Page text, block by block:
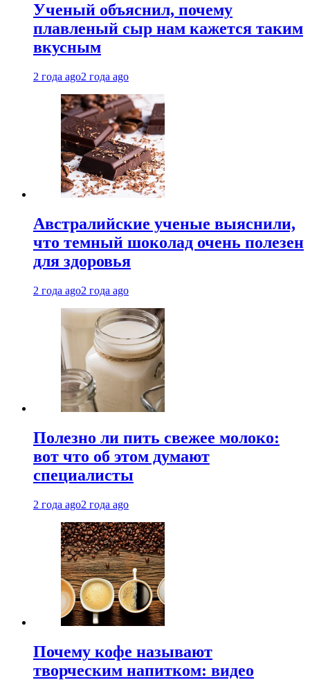
Ученый объяснил, почему
плавленый сыр нам кажется таким
вкусным
2 года ago2 года ago
Австралийские ученые выяснили,
что темный шоколад очень полезен
для здоровья
2 года ago2 года ago
Полезно ли пить свежее молоко:
вот что об этом думают
специалисты
2 года ago2 года ago
Почему кофе называют
творческим напитком: видео